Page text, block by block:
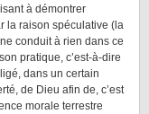
à démontrer
la raison spéculative (la
conduit à rien dans ce
pratique, c’est-à-dire
dans un certain
de Dieu afin de, c’est
morale terrestre